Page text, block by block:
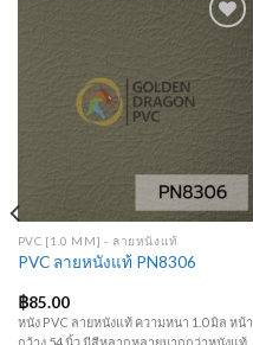
Wishlist
PVC [1.0 MM] - ลายหนังแท้
PVC ลายหนังแท้ PN8306
฿85.00
หนัง PVC ลายหนังแท้ ความหนา 1.0 มิล หน้า